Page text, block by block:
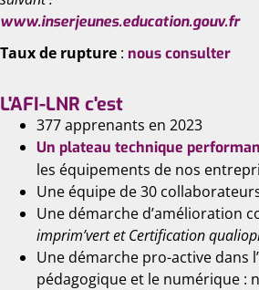
www.inserjeunes.education.gouv.fr
Taux de rupture : nous consulter
L'AFI-LNR c'est
377 apprenants en 2023
Un plateau technique
les équipements de nos
Une équipe de 30
Une démarche d’amélioration
imprim’vert et Certification
Une démarche pro-active dans
pédagogique et le numérique :